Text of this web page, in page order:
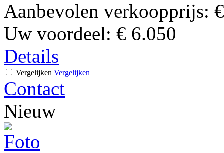
Aanbevolen verkoopprijs:
Uw voordeel: € 6.050
Details
Vergelijken Vergelijken
Contact
Nieuw